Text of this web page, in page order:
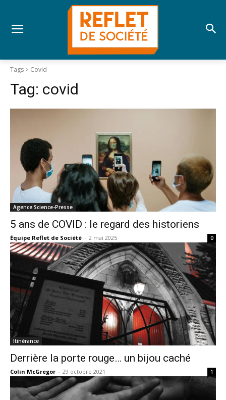
Tags Covid
Tag: covid
Agence Science-Presse
5 ans de COVID : le regard des historiens
Équipe Reflet de Société - 2 mai 2025 0
Itinérance
Derrière la porte rouge… un bijou caché
Colin McGregor - 29 octobre 2021 1